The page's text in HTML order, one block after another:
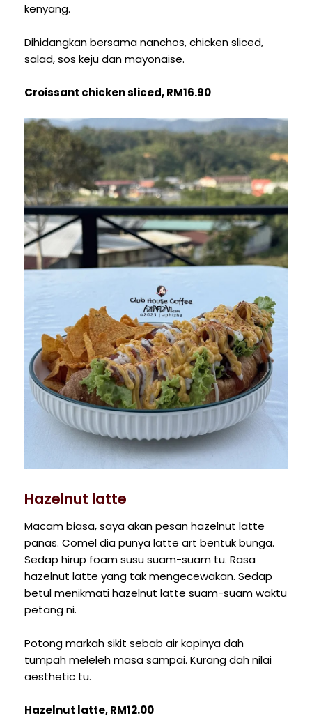
kenyang.
Dihidangkan bersama nanchos, chicken sliced,
salad, sos keju dan mayonaise.
Croissant chicken sliced, RM16.90
Hazelnut latte
Macam biasa, saya akan pesan hazelnut latte
panas. Comel dia punya latte art bentuk bunga.
Sedap hirup foam susu suam-suam tu. Rasa
hazelnut latte yang tak mengecewakan. Sedap
betul menikmati hazelnut latte suam-suam waktu
petang ni.
Potong markah sikit sebab air kopinya dah
tumpah meleleh masa sampai. Kurang dah nilai
aesthetic tu.
Hazelnut latte, RM12.00